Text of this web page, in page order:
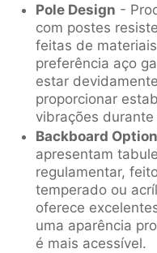
Pole Design -
com postes
feitas de
preferência aço
estar
proporcionar
vibrações durante
Backboard
apresentam
regulamentar,
temperado ou
oferece
uma aparência
é mais acessível.